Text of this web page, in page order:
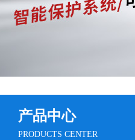
产品中心
PRODUCTS CENTER